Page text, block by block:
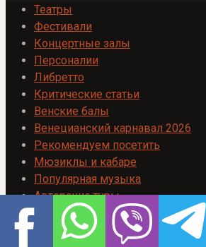
Театры
Фестивали
Концертные залы
Персоналии
Либретто
Критические статьи
Венские балы
Венецианский карнавал 2026
Рекомендуем посетить
Мюзиклы и кабаре
Популярная музыка
Авторские туры
Экскурсионные туры по Европе
Отели